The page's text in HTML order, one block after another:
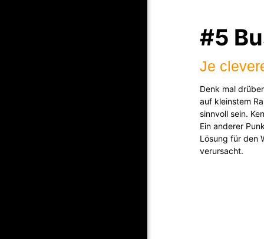
#5
Je
Denk mal
auf kleinstem
sinnvoll sein.
Ein anderer
Lösung für den
verursacht.